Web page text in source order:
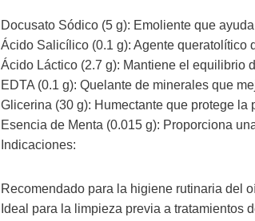
Docusato Sódico (5 g): Emoliente que
Ácido Salicílico (0.1 g): Agente queratolítico
Ácido Láctico (2.7 g): Mantiene el equilibrio
EDTA (0.1 g): Quelante de minerales que
Glicerina (30 g): Humectante que protege la
Esencia de Menta (0.015 g): Proporciona
Indicaciones:
Recomendado para la higiene rutinaria del
Ideal para la limpieza previa a tratamientos